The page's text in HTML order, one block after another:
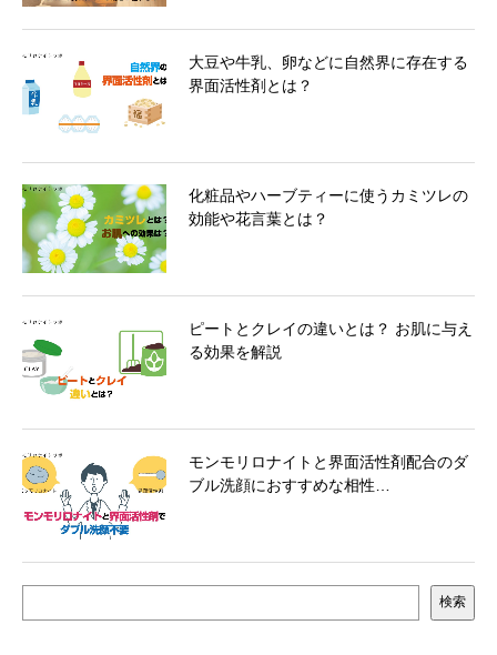
大豆や牛乳、卵などに自然界に存在する
界面活性剤とは？
化粧品やハーブティーに使うカミツレの
効能や花言葉とは？
ピートとクレイの違いとは？ お肌に与え
る効果を解説
モンモリロナイトと界面活性剤配合のダ
ブル洗顔におすすめな相性…
検索